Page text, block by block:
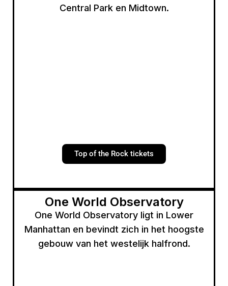
Central Park en Midtown.
Top of the Rock tickets
One World Observatory
One World Observatory ligt in Lower
Manhattan en bevindt zich in het hoogste
gebouw van het westelijk halfrond.